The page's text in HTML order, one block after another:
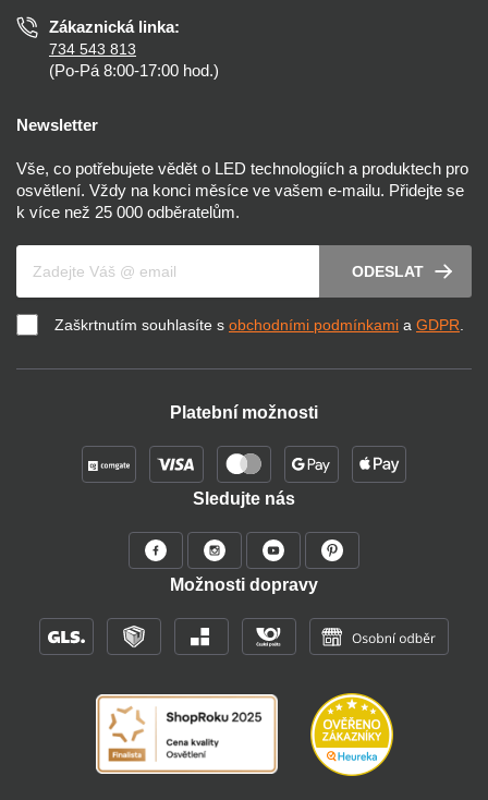
Zákaznická linka:
734 543 813
(Po-Pá 8:00-17:00 hod.)
Newsletter
Vše, co potřebujete vědět o LED technologiích a produktech pro
osvětlení. Vždy na konci měsíce ve vašem e-mailu. Přidejte se
k více než 25 000 odběratelům.
ODESLAT
Zaškrtnutím souhlasíte s obchodními podmínkami a GDPR
Platební možnosti
Sledujte nás
Možnosti dopravy